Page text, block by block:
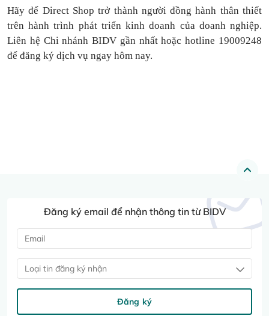
Hãy để Direct Shop trở thành người đồng hành thân thiết
trên hành trình phát triển kinh doanh của doanh nghiệp.
Liên hệ Chi nhánh BIDV gần nhất hoặc hotline 19009248
để đăng ký dịch vụ ngay hôm nay.
Đăng ký email để nhận thông tin từ BIDV
Loại tin đăng ký nhận
Đăng ký